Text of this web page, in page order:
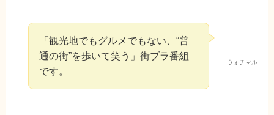
ウォチマル
「観光地でもグルメでもない、“普
通の街”を歩いて笑う」街ブラ番組
です。